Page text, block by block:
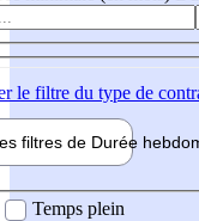
le filtre du type de
filtres de Durée hebdo
Temps plein